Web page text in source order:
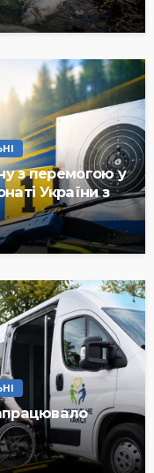
з перемогою у
України з